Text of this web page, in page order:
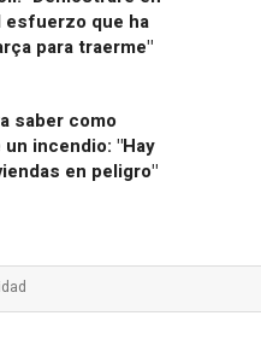
esfuerzo que ha
para traerme"
saber como
incendio: "Hay
en peligro"